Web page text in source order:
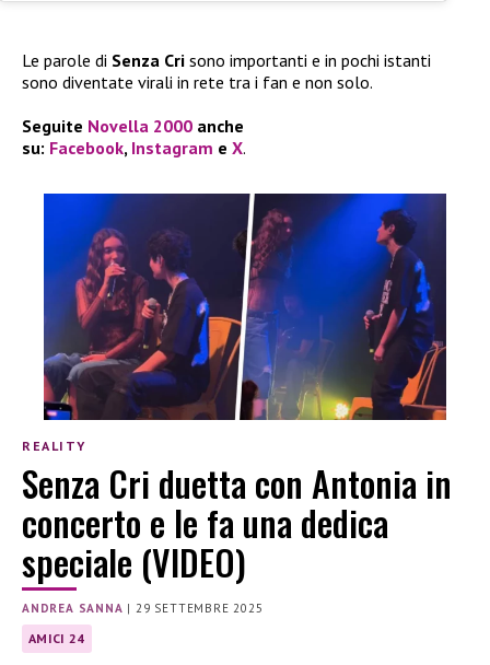
Le parole di Senza Cri sono importanti e in pochi istanti
sono diventate virali in rete tra i fan e non solo.
Seguite Novella 2000 anche
su: Facebook, Instagram e X.
REALITY
Senza Cri duetta con Antonia in
concerto e le fa una dedica
speciale (VIDEO)
ANDREA SANNA |29 SETTEMBRE 2025
AMICI 24